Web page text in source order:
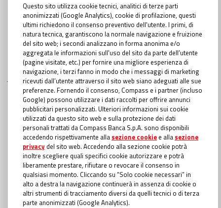
AVANTI
INFORMAZIONI TRASPARENTI
Compass Banca S.p.A., Banca del Gruppo Monte dei Paschi di Siena; P.I.
Gruppo IVA Mediobanca: 10536040966 - Tutti i diritti riservati -
Societari- Messaggio pubblicitario con finalità promozionale. Offerta
valida fino al30/09/2026. Esempio rappresentativo di Prestito Personale:
importo totale del credito €9.000. Importo totale dovuto €15.438,52
Modalità di rimborso con addebito diretto in conto (SDD). TAEG 18,40
inclusivo di: interessi al TAN Fisso16,20%; spese di istruttoria pari a €
135,00; spese incasso e gestione pratica €1,00a rata; oneri fiscali applicati
al contratto richiesti con prima rata €22,84; oneri fiscali applicati alle
comunicazioni periodiche di trasparenza €0,00 ; spese di invio
comunicazione periodica di trasparenza annuale €
Questo sito utilizza cookie tecnici, analitici di terze parti
anonimizzati (Google Analytics), cookie di profilazione, questi
ultimi richiedono il consenso preventivo dell'utente. I primi, di
natura tecnica, garantiscono la normale navigazione e fruizione
del sito web; i secondi analizzano in forma anonima e/o
aggregata le informazioni sull'uso del sito da parte dell’utente
(pagine visitate, etc.) per fornire una migliore esperienza di
navigazione, i terzi fanno in modo che i messaggi di marketing
ricevuti dall’utente attraverso il sito web siano adeguati alle sue
preferenze. Fornendo il consenso, Compass e i partner (incluso
Google) possono utilizzare i dati raccolti per offrire annunci
pubblicitari personalizzati. Ulteriori informazioni sui cookie
utilizzati da questo sito web e sulla protezione dei dati
personali trattati da Compass Banca S.p.A. sono disponibili
accedendo rispettivamente alla sezione cookie e alla sezione
privacy del sito web. Accedendo alla sezione cookie potrà
inoltre scegliere quali specifici cookie autorizzare e potrà
liberamente prestare, rifiutare o revocare il consenso in
qualsiasi momento. Cliccando su “Solo cookie necessari” in
alto a destra la navigazione continuerà in assenza di cookie o
altri strumenti di tracciamento diversi da quelli tecnici o di terza
parte anonimizzati (Google Analytics).